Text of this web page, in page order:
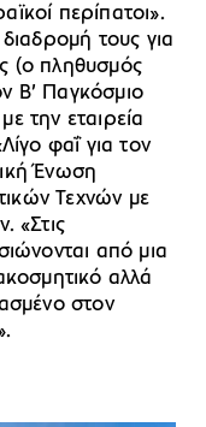
περίπατοι».
τους για
(ο πληθυσμός
Β’ Παγκόσμιο
την εταιρεία
φαΐ για τον
Ένωση
Τεχνών με
«Στις
από μια
αλλά
στον